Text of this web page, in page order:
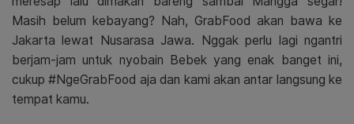
Masih belum kebayang? Nah, GrabFood akan bawa ke
Jakarta lewat Nusarasa Jawa. Nggak perlu lagi ngantri
berjam-jam untuk nyobain Bebek yang enak banget ini,
cukup #NgeGrabFood aja dan kami akan antar langsung ke
tempat kamu.